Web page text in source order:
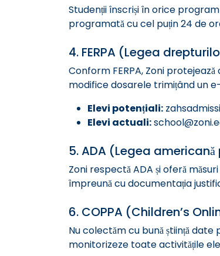
Studenții înscriși în orice
programată cu cel puțin 24 de
4. FERPA (Legea
Conform FERPA, Zoni
modifice dosarele trimițând un
Elevi potențiali:
Elevi actuali:
5. ADA (Legea
Zoni respectă ADA și oferă
împreună cu documentația
6. COPPA (Children’s
Nu colectăm cu bună știință date
monitorizeze toate activitățile